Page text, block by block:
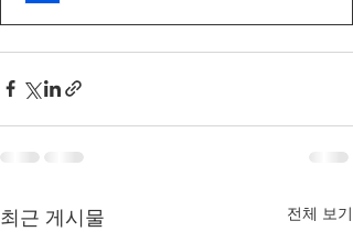
최근 게시물 전체 보기